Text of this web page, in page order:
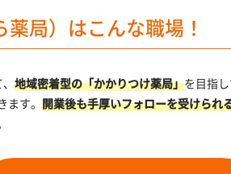
局）はこんな職場！
地域密着型の「かかりつけ薬局」を目指
す。 開業後も手厚いフォローを受けられ